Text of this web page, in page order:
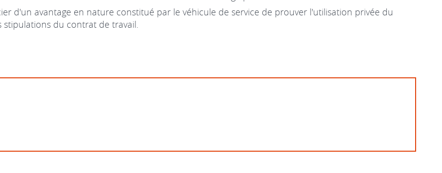
d'un avantage en nature constitué par le véhicule de service de prouver l'utilisation privée du
du contrat de travail.